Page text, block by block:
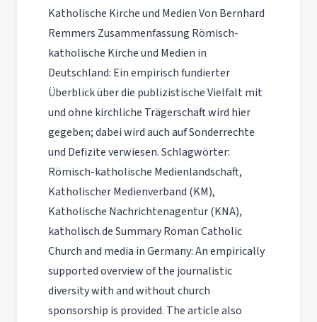
Katholische Kirche und Medien Von Bernhard
Remmers Zusammenfassung Römisch-
katholische Kirche und Medien in
Deutschland: Ein empirisch fundierter
Überblick über die publizistische Vielfalt mit
und ohne kirchliche Trägerschaft wird hier
gegeben; dabei wird auch auf Sonderrechte
und Defizite verwiesen. Schlagwörter:
Römisch-katholische Medienlandschaft,
Katholischer Medienverband (KM),
Katholische Nachrichtenagentur (KNA),
katholisch.de Summary Roman Catholic
Church and media in Germany: An empirically
supported overview of the journalistic
diversity with and without church
sponsorship is provided. The article also